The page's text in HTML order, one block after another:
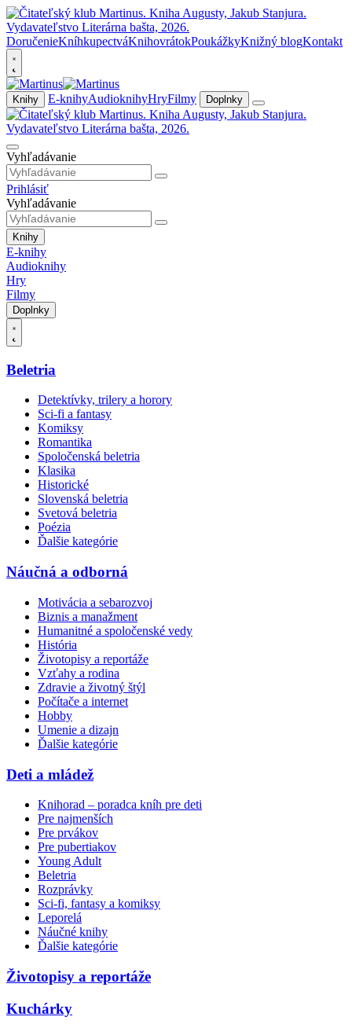
DoručenieKníhkupectváKnihovrátokPoukážkyKnižný blogKontakt
Knihy E-knihyAudioknihyHryFilmy Doplnky
Vyhľadávanie
Prihlásiť
Vyhľadávanie
Knihy
E-knihy
Audioknihy
Hry
Filmy
Doplnky
Beletria
Detektívky, trilery a horory
Sci-fi a fantasy
Komiksy
Romantika
Spoločenská beletria
Klasika
Historické
Slovenská beletria
Svetová beletria
Poézia
Ďalšie kategórie
Náučná a odborná
Motivácia a sebarozvoj
Biznis a manažment
Humanitné a spoločenské vedy
História
Životopisy a reportáže
Vzťahy a rodina
Zdravie a životný štýl
Počítače a internet
Hobby
Umenie a dizajn
Ďalšie kategórie
Deti a mládež
Knihorad – poradca kníh pre deti
Pre najmenších
Pre prvákov
Pre pubertiakov
Young Adult
Beletria
Rozprávky
Sci-fi, fantasy a komiksy
Leporelá
Náučné knihy
Ďalšie kategórie
Životopisy a reportáže
Kuchárky